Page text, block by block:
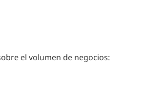
el volumen de negocios: